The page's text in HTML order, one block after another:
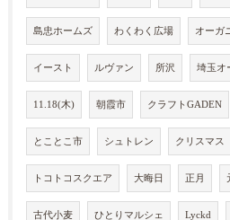
島忠ホームズ わくわく広場 オーガ
イースト ルヴァン 所沢 埼玉オ
11.18(木) 朝霞市 クラフトGADEN
とことこ市 シュトレン クリスマス
トコトコスクエア 大晦日 正月
古代小麦 ひとりマルシェ Lyckd